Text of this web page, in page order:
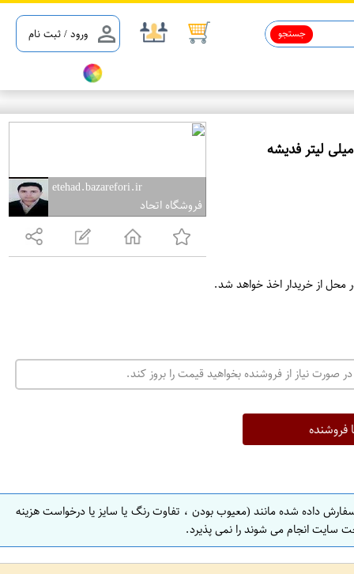
ورود / ثبت نام جستجو
etehad.bazarefori.ir
فروشگاه اتحاد
ت
ه
ن
ص
ف
ه
ا
محل از خریدار اخذ خواهد شد.
صورت نیاز از فروشنده بخواهید قیمت را بروز کند.
فروشنده
داده شده مانند (معیوب بودن ، تفاوت رنگ یا سایز یا درخواست هزینه
سایت انجام می شوند را نمی پذیرد.